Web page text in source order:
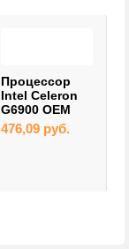
Процессор
Intel Celeron
G6900 OEM
476,09 руб.